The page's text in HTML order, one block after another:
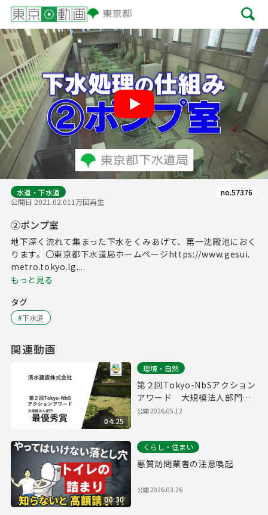
Play
水道・下水道
公開日 2021.02.011万回再生
no.57376
②ポンプ室
地下深く流れて集まった下水をくみあげて、第一沈殿池におく
ります。〇東京都下水道局ホームページhttps://www.gesui.
metro.tokyo.lg....
もっと見る
タグ
#下水道
関連動画
04:25
環境・自然
第２回Tokyo-NbSアクション
アワード 大規模法人部門
最優秀賞取組紹介（清水建設
公開2026.05.12
00:30
くらし・住まい
悪質訪問業者の注意喚起
公開2026.03.26